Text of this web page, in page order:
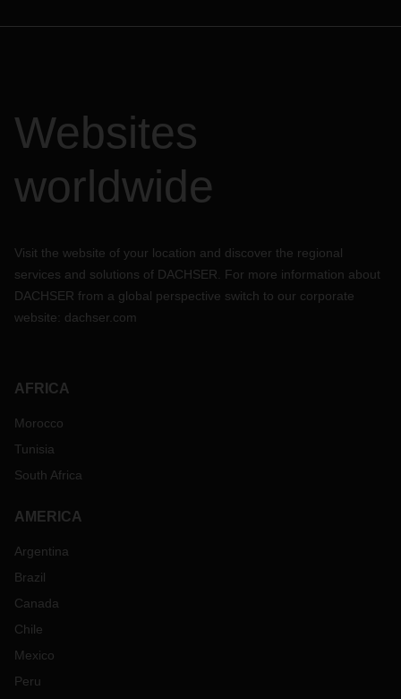
Websites
worldwide
Visit the website of your location and discover the regional
services and solutions of DACHSER. For more information about
DACHSER from a global perspective switch to our corporate
website: dachser.com
AFRICA
Morocco
Tunisia
South Africa
AMERICA
Argentina
Brazil
Canada
Chile
Mexico
Peru